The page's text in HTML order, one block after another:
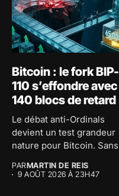
Bitcoin : le fork BIP-
110 s’effondre avec
140 blocs de retard
Le débat anti-Ordinals
devient un test grandeur
nature pour Bitcoin. Sans
PARMARTIN DE REIS
9 AOÛT 2026 À 23H47